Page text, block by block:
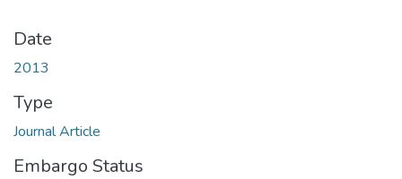
Date
2013
Type
Journal Article
Embargo Status